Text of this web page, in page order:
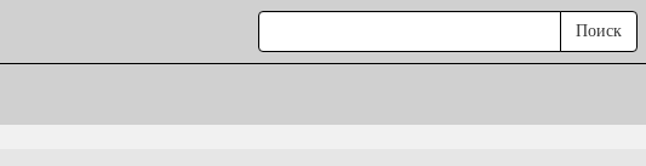
Поиск